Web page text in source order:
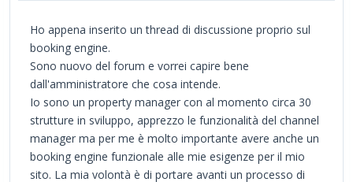
Ho appena inserito un thread di discussione proprio sul
booking engine.
Sono nuovo del forum e vorrei capire bene
dall'amministratore che cosa intende.
Io sono un property manager con al momento circa 30
strutture in sviluppo, apprezzo le funzionalità del channel
manager ma per me è molto importante avere anche un
booking engine funzionale alle mie esigenze per il mio
sito. La mia volontà è di portare avanti un processo di